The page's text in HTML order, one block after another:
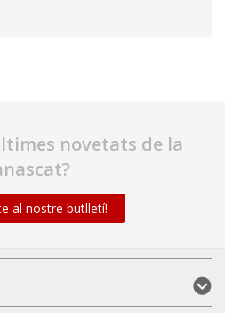
novetats de la
al nostre butlletí!